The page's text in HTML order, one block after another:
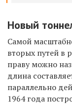
Новый
Самой
вторых путей в
праву можно
длина
параллельно
1964 года